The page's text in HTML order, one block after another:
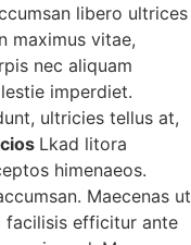
libero ultrices
maximus vitae,
nec aliquam
imperdiet.
ultricies tellus at,
Lkad litora
himenaeos.
Maecenas ut
facilisis efficitur ante